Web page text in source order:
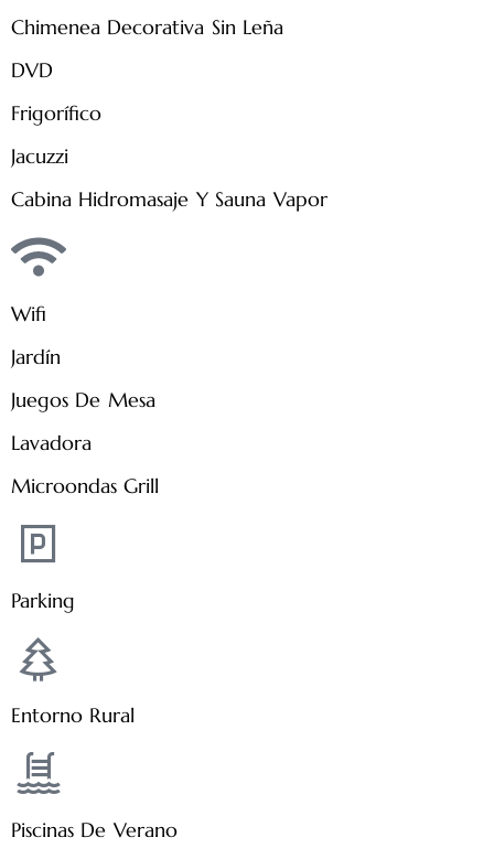
Chimenea Decorativa Sin Leña
DVD
Frigorífico
Jacuzzi
Cabina Hidromasaje Y Sauna Vapor
Wifi
Jardín
Juegos De Mesa
Lavadora
Microondas Grill
Parking
Entorno Rural
Piscinas De Verano